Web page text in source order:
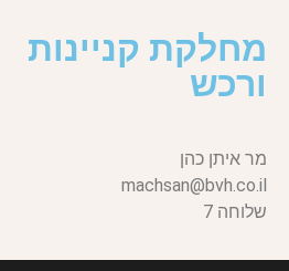
מחלקת קניינות
ורכש
מר איתן כהן
machsan@bvh.co.il
שלוחה 7